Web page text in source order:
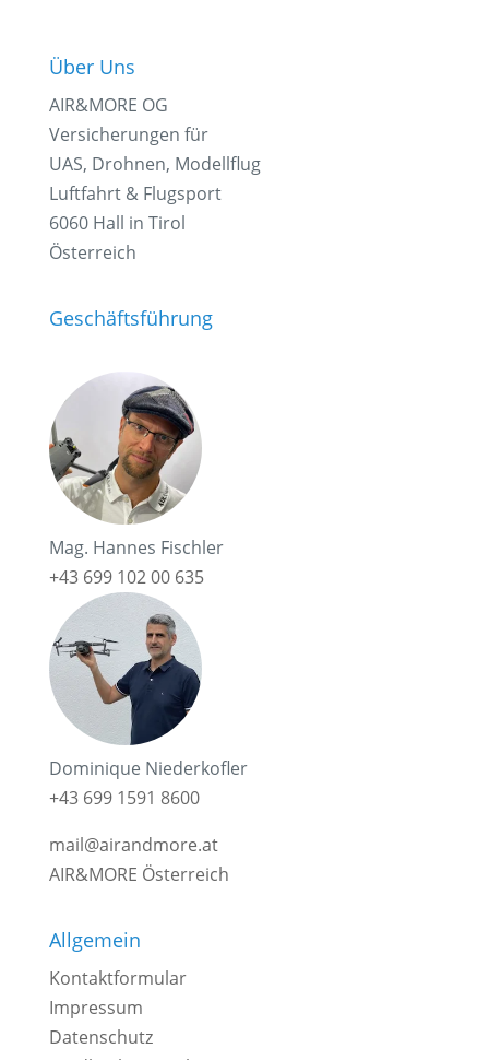
Über Uns
AIR&MORE OG
Versicherungen für
UAS, Drohnen, Modellflug
Luftfahrt & Flugsport
6060 Hall in Tirol
Österreich
Geschäftsführung
Mag. Hannes Fischler
+43 699 102 00 635
Dominique Niederkofler
+43 699 1591 8600
mail@airandmore.at
AIR&MORE Österreich
Allgemein
Kontaktformular
Impressum
Datenschutz